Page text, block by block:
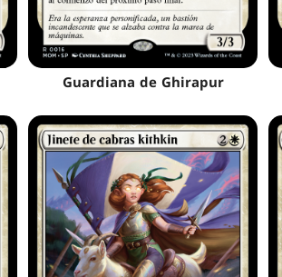
Guardiana de Ghirapur